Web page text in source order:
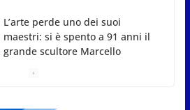
A Oltremare 2.0 a Riccione in